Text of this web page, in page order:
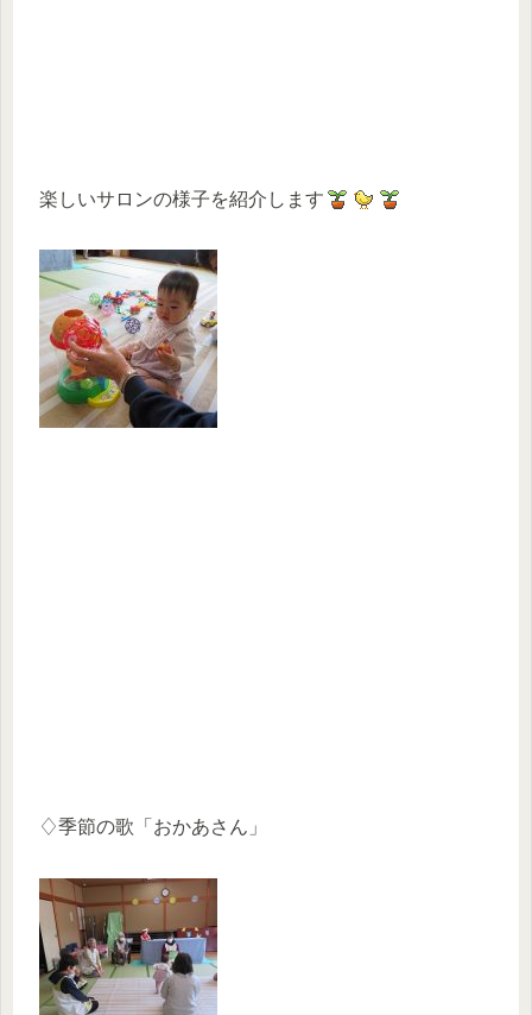
楽しいサロンの様子を紹介します
♢季節の歌「おかあさん」